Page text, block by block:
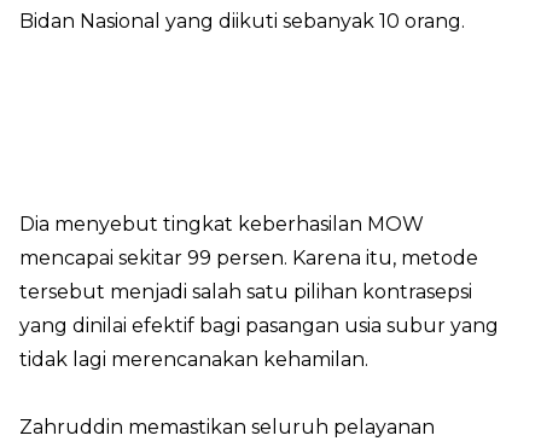
Bidan Nasional yang diikuti sebanyak 10 orang.
Dia menyebut tingkat keberhasilan MOW
mencapai sekitar 99 persen. Karena itu, metode
tersebut menjadi salah satu pilihan kontrasepsi
yang dinilai efektif bagi pasangan usia subur yang
tidak lagi merencanakan kehamilan.
Zahruddin memastikan seluruh pelayanan